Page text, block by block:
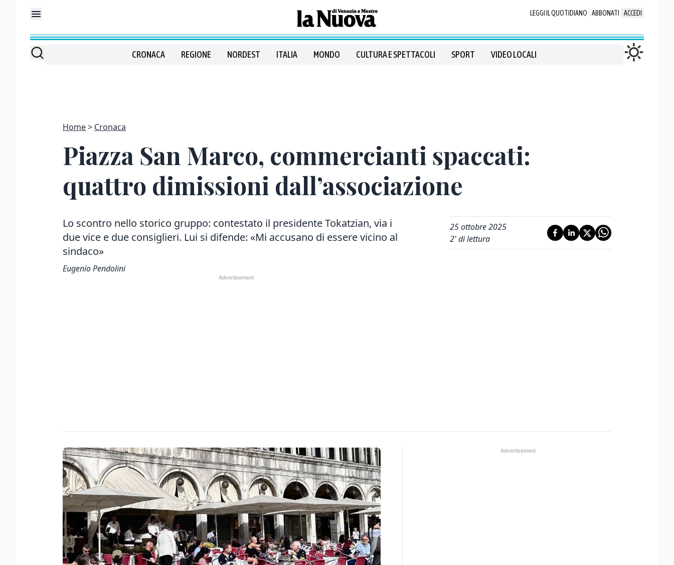
LEGGI IL QUOTIDIANO ABBONATI ACCEDI
CRONACA REGIONE NORDEST ITALIA MONDO CULTURA E SPETTACOLI SPORT VIDEO LOCALI
Home Cronaca
Piazza San Marco, commercianti spaccati:
quattro dimissioni dall’associazione
Lo scontro nello storico gruppo: contestato il presidente Tokatzian, via i
due vice e due consiglieri. Lui si difende: «Mi accusano di essere vicino al
sindaco»
Eugenio Pendolini
25 ottobre 2025
2' di lettura